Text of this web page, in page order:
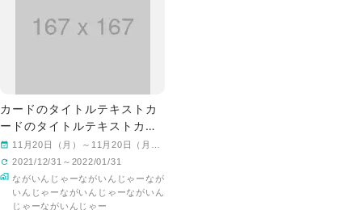
カードのタイトルテキストカ
ードのタイトルテキストカー
ドのタイトルテキスト
11月20日（月）～11月20日（月）
11月20日（月）～11月20日（月）
2021/12/31～2022/01/31
ながいんじゃーながいんじゃーなが
いんじゃーながいんじゃーながいん
じゃーながいんじゃー